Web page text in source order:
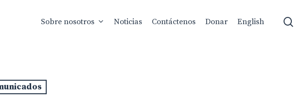
Sobre nosotros Noticias Contáctenos Donar English